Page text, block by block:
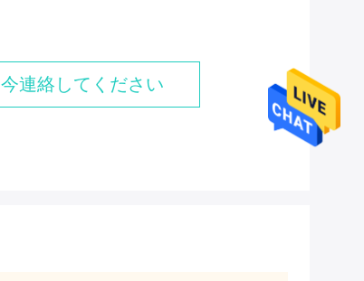
今連絡してください